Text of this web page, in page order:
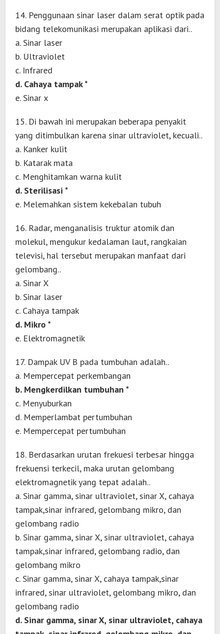
14. Penggunaan sinar laser dalam serat optik pada
bidang telekomunikasi merupakan aplikasi dari..
a. Sinar laser
b. Ultraviolet
c. Infrared
d. Cahaya tampak *
e. Sinar x
15. Di bawah ini merupakan beberapa penyakit
yang ditimbulkan karena sinar ultraviolet, kecuali..
a. Kanker kulit
b. Katarak mata
c. Menghitamkan warna kulit
d. Sterilisasi *
e. Melemahkan sistem kekebalan tubuh
16. Radar, menganalisis truktur atomik dan
molekul, mengukur kedalaman laut, rangkaian
televisi, hal tersebut merupakan manfaat dari
gelombang..
a. Sinar X
b. Sinar laser
c. Cahaya tampak
d. Mikro *
e. Elektromagnetik
17. Dampak UV B pada tumbuhan adalah..
a. Mempercepat perkembangan
b. Mengkerdilkan tumbuhan *
c. Menyuburkan
d. Memperlambat pertumbuhan
e. Mempercepat pertumbuhan
18. Berdasarkan urutan frekuesi terbesar hingga
frekuensi terkecil, maka urutan gelombang
elektromagnetik yang tepat adalah..
a. Sinar gamma, sinar ultraviolet, sinar X, cahaya
tampak,sinar infrared, gelombang mikro, dan
gelombang radio
b. Sinar gamma, sinar X, sinar ultraviolet, cahaya
tampak,sinar infrared, gelombang radio, dan
gelombang mikro
c. Sinar gamma, sinar X, cahaya tampak,sinar
infrared, sinar ultraviolet, gelombang mikro, dan
gelombang radio
d. Sinar gamma, sinar X, sinar ultraviolet, cahaya